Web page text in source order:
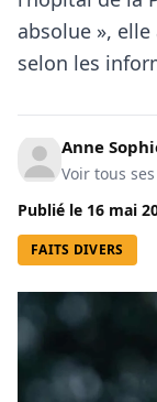
absolue »,
selon les
Anne
Voir tous
Publié le 16 mai
FAITS DIVERS